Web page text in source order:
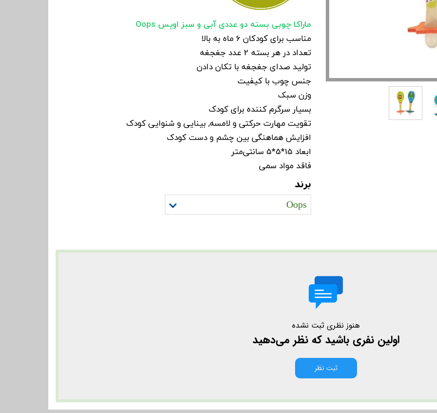
ماراکا چوبی بسته دو عددی آبی و سبز اوپس Oops
مناسب برای کودکان 6 ماه به بالا
تعداد در هر بسته 2 عدد جغجغه
تولید صدای جغجغه با تکان دادن
جنس چوب با کیفیت
وزن سبک
بسیار سرگرم کننده برای کودک
تقویت مهارت حرکتی و لامسه, بینایی و شنوایی کودک
افزایش هماهنگی بین چشم و دست کودک
ابعاد 15*5*5 سانتی‌متر
فاقد مواد سمی
برند
Oops
هنوز نظری ثبت نشده
اولین نفری باشید که نظر می‌دهید
ثبت نظر